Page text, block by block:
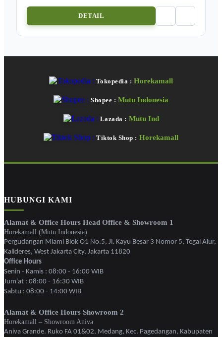
DETAIL
Tokopedia : Horekamall
Shopee : Mutu Indonesia
Lazada : Mutu Ind
Tiktok Shop : Horekamall
HUBUNGI KAMI
Alamat & Office Hours Head Office & Showroom 1
Horekamall (Mutu Indonesia)
Pergudangan Miami Blok O1 No.5, Jl. Kayu Besar 3 Nomor 5, Tegal Alur,
Kalideres, West Jakarta City, Jakarta 11820
Office Hours
Senin - Kamis : 08:00 - 16:00 WIB
Jum'at : 08:00 - 16:30 WIB
Sabtu : 08:00 - 14:00 WIB
Alamat & Office Hours Showroom 2
Horekamall – Showroom Aniva
Aniva Grande. Ruko FA 01&02, Medang, Kec. Pagedangan, Kabupaten